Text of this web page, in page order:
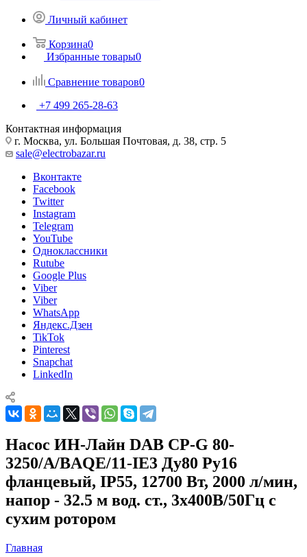
Личный кабинет
Корзина0
Избранные товары0
Сравнение товаров0
+7 499 265-28-63
Контактная информация
г. Москва, ул. Большая Почтовая, д. 38, стр. 5
sale@electrobazar.ru
Вконтакте
Facebook
Twitter
Instagram
Telegram
YouTube
Одноклассники
Rutube
Google Plus
Viber
Viber
WhatsApp
Яндекс.Дзен
TikTok
Pinterest
Snapchat
LinkedIn
Насос ИН-Лайн DAB CP-G 80-
3250/A/BAQE/11-IE3 Ду80 Ру16
фланцевый, IP55, 12700 Вт, 2000 л/мин,
напор - 32.5 м вод. ст., 3x400В/50Гц с
сухим ротором
Главная